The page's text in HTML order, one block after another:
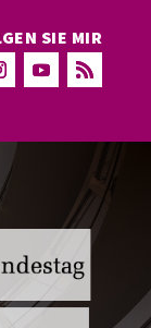
SIE MIR